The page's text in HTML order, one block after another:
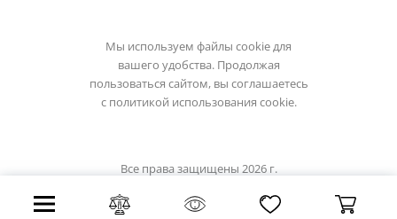
Мы используем файлы cookie для
вашего удобства. Продолжая
пользоваться сайтом, вы соглашаетесь
с политикой использования cookie.
Все права защищены 2026 г.